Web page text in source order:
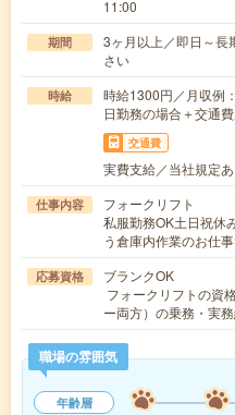
11:00
期間
3ヶ月以上／即日～長
さい
時給
時給1300円／月収例
日勤務の場合＋交通
交通費
実費支給／当社規定あ
仕事内容
フォークリフト
私服勤務OK土日祝休
う倉庫内作業のお仕
応募資格
ブランクOK
フォークリフトの資
ー両方）の乗務・実
職場の雰囲気
年齢層